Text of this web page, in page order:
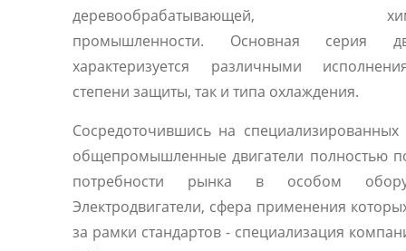
деревообрабатывающей,
промышленности. Основная серия
характеризуется различными
степени защиты, так и типа охлаждения.
Сосредоточившись на специализированных
общепромышленные двигатели полностью
потребности рынка в особом
Электродвигатели, сфера применения
за рамки стандартов - специализация